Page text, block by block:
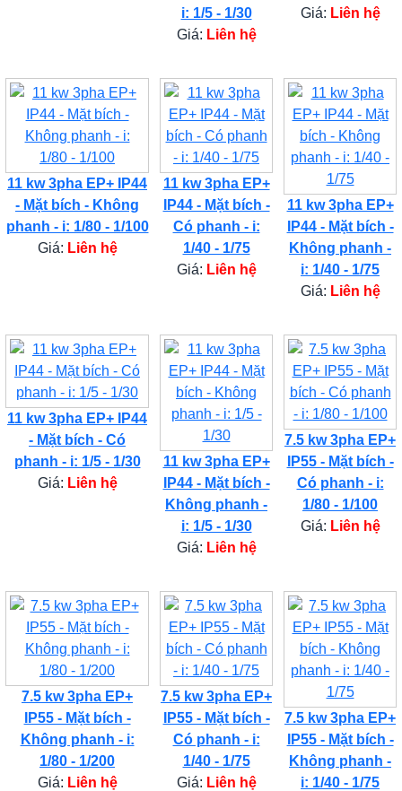
i: 1/5 - 1/30
Giá: Liên hệ
Giá: Liên hệ
11 kw 3pha EP+ IP44
- Mặt bích - Không
phanh - i: 1/80 - 1/100
Giá: Liên hệ
11 kw 3pha EP+
IP44 - Mặt bích -
Có phanh - i:
1/40 - 1/75
Giá: Liên hệ
11 kw 3pha EP+
IP44 - Mặt bích -
Không phanh -
i: 1/40 - 1/75
Giá: Liên hệ
11 kw 3pha EP+ IP44
- Mặt bích - Có
phanh - i: 1/5 - 1/30
Giá: Liên hệ
11 kw 3pha EP+
IP44 - Mặt bích -
Không phanh -
i: 1/5 - 1/30
Giá: Liên hệ
7.5 kw 3pha EP+
IP55 - Mặt bích -
Có phanh - i:
1/80 - 1/100
Giá: Liên hệ
7.5 kw 3pha EP+
IP55 - Mặt bích -
Không phanh - i:
1/80 - 1/200
Giá: Liên hệ
7.5 kw 3pha EP+
IP55 - Mặt bích -
Có phanh - i:
1/40 - 1/75
Giá: Liên hệ
7.5 kw 3pha EP+
IP55 - Mặt bích -
Không phanh -
i: 1/40 - 1/75